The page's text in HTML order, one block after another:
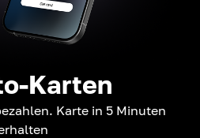
Karten
Karte in 5 Minuten